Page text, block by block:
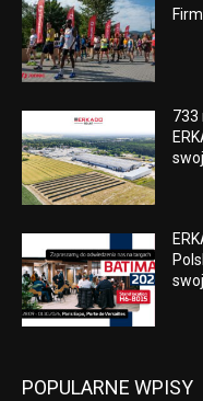
733
POPULARNE WPISY